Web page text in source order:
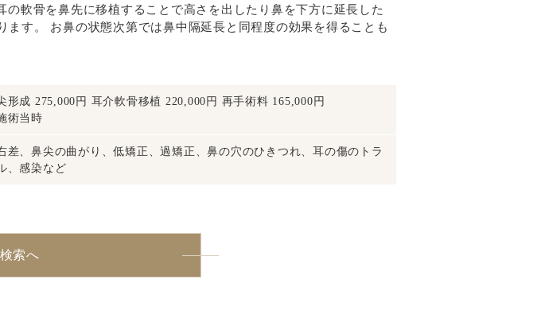
の軟骨を鼻先に移植することで高さを出したり鼻を下方に延長した
ます。 お鼻の状態次第では鼻中隔延長と同程度の効果を得ることも
形成 275,000円 耳介軟骨移植 220,000円 再手術料 165,000円
術当時
差、鼻尖の曲がり、低矯正、過矯正、鼻の穴のひきつれ、耳の傷のトラ
、感染など
索へ